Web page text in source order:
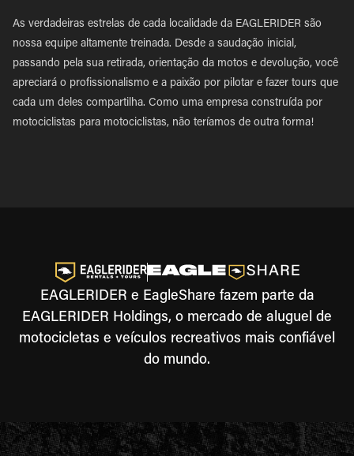
As verdadeiras estrelas de cada localidade da EAGLERIDER são
nossa equipe altamente treinada. Desde a saudação inicial,
passando pela sua retirada, orientação da motos e devolução, você
apreciará o profissionalismo e a paixão por pilotar e fazer tours que
cada um deles compartilha. Como uma empresa construída por
motociclistas para motociclistas, não teríamos de outra forma!
EAGLERIDER e EagleShare fazem parte da
EAGLERIDER Holdings, o mercado de aluguel de
motocicletas e veículos recreativos mais confiável
do mundo.